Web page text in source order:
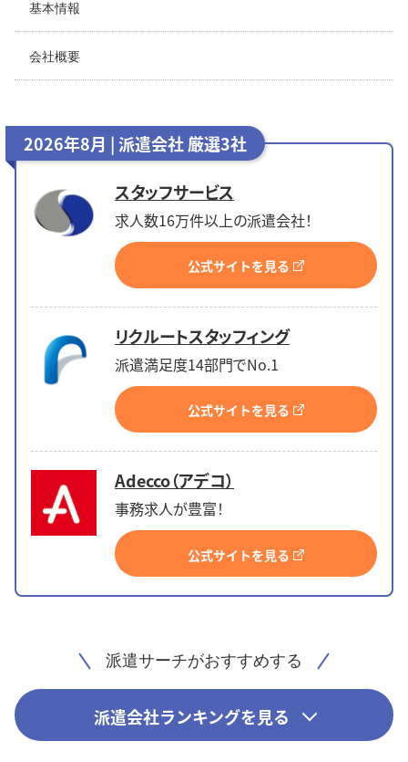
基本情報
会社概要
2026年8月 | 派遣会社 厳選3社
スタッフサービス
求人数16万件以上の派遣会社！
公式サイトを見る
リクルートスタッフィング
派遣満足度14部門でNo.1
公式サイトを見る
Adecco（アデコ）
事務求人が豊富！
公式サイトを見る
派遣サーチがおすすめする
派遣会社ランキングを見る